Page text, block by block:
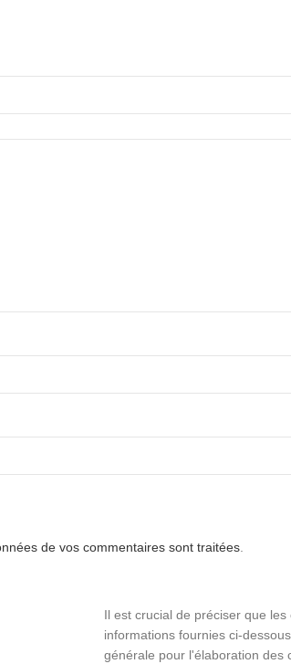
de vos commentaires sont traitées
Il est crucial de préciser que
informations fournies ci-
générale pour l'élaboration des